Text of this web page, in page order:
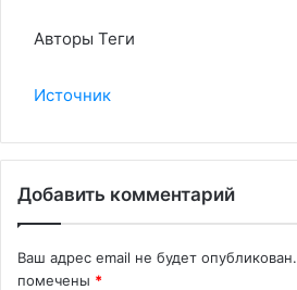
Авторы Теги
Источник
Добавить комментарий
Ваш адрес email не будет опубликован.
помечены *